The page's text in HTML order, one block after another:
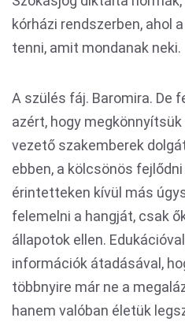
kórházi rendszerben, ahol
tenni, amit mondanak neki.
A szülés fáj. Baromira. De
azért, hogy
vezető szakemberek
ebben, a kölcsönös
érintetteken kívül más
felemelni a hangját, csak
állapotok ellen.
információk átadásával,
többnyire már ne a
hanem valóban életük